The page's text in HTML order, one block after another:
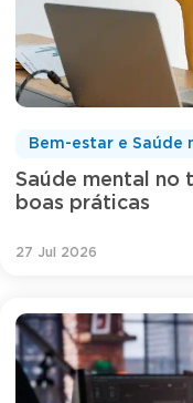
Saúde mental no
boas práticas
Bem-estar e Saúde
27 Jul 2026